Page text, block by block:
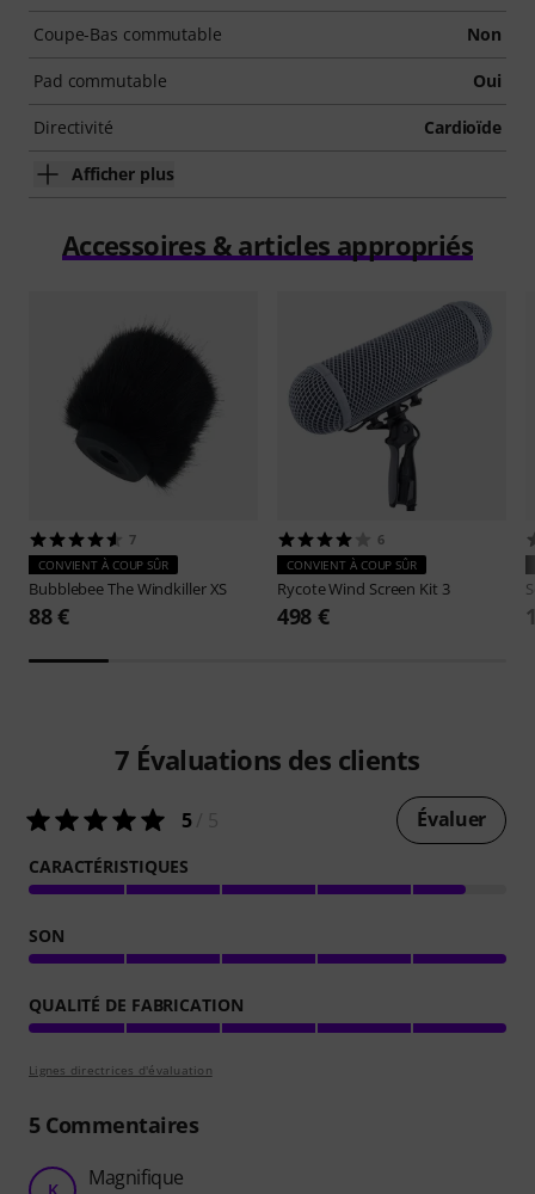
Coupe-Bas commutable Non
Pad commutable Oui
Directivité Cardioïde
Afficher plus
Accessoires & articles appropriés
7
CONVIENT À COUP SÛR
BubblebeeThe Windkiller XS
88 €
6
CONVIENT À COUP SÛR
RycoteWind Screen Kit 3
498 €
7 Évaluations des clients
5/ 5 Évaluer
CARACTÉRISTIQUES
SON
QUALITÉ DE FABRICATION
Lignes directrices d'évaluation
5Commentaires
K Magnifique